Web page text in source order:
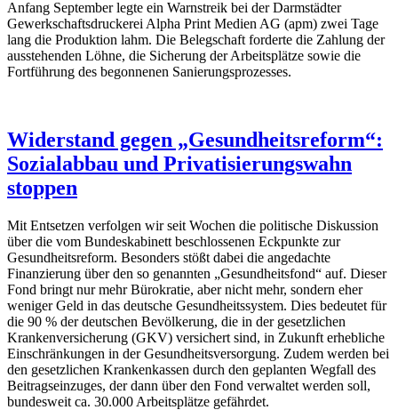
Anfang September legte ein Warnstreik bei der Darmstädter
Gewerkschaftsdruckerei Alpha Print Medien AG (apm) zwei Tage
lang die Produktion lahm. Die Belegschaft forderte die Zahlung der
ausstehenden Löhne, die Sicherung der Arbeitsplätze sowie die
Fortführung des begonnenen Sanierungsprozesses.
Widerstand gegen „Gesundheitsreform“:
Sozialabbau und Privatisierungswahn
stoppen
Mit Entsetzen verfolgen wir seit Wochen die politische Diskussion
über die vom Bundeskabinett beschlossenen Eckpunkte zur
Gesundheitsreform. Besonders stößt dabei die angedachte
Finanzierung über den so genannten „Gesundheitsfond“ auf. Dieser
Fond bringt nur mehr Bürokratie, aber nicht mehr, sondern eher
weniger Geld in das deutsche Gesundheitssystem. Dies bedeutet für
die 90 % der deutschen Bevölkerung, die in der gesetzlichen
Krankenversicherung (GKV) versichert sind, in Zukunft erhebliche
Einschränkungen in der Gesundheitsversorgung. Zudem werden bei
den gesetzlichen Krankenkassen durch den geplanten Wegfall des
Beitragseinzuges, der dann über den Fond verwaltet werden soll,
bundesweit ca. 30.000 Arbeitsplätze gefährdet.